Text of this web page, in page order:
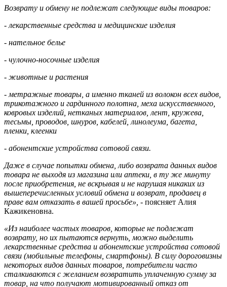
Возврату и обмену не подлежат следующие виды товаров:
- лекарственные средства и медицинские изделия
- нательное белье
- чулочно-носочные изделия
- животные и растения
- метражные товары, а именно тканей из волокон всех видов,
трикотажного и гардинного полотна, меха искусственного,
ковровых изделий, нетканых материалов, лент, кружева,
тесьмы, проводов, шнуров, кабелей, линолеума, багета,
пленки, клеенки
- абонентские устройства сотовой связи.
Даже в случае попытки обмена, либо возврата данных видов
товара не выходя из магазина или аптеки, в ту же минуту
после приобретения, не вскрывая и не нарушая никаких из
вышеперечисленных условий обмена и возврат, продавец в
праве вам отказать в вашей просьбе», - поясняет Алия
Кажикеновна.
«Из наиболее частых товаров, которые не подлежат
возврату, но их пытаются вернуть, можно выделить
лекарственные средства и абонентские устройства сотовой
связи (мобильные телефоны, смартфоны). В силу дороговизны
некоторых видов данных товаров, потребители часто
сталкиваются с желанием возвратить уплаченную сумму за
товар, на что получают мотивированный отказ от